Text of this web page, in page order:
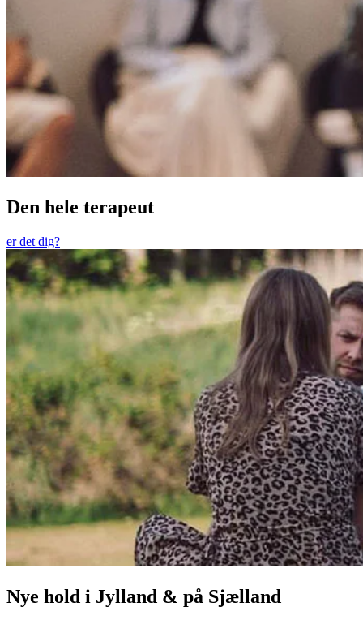
Den hele terapeut
er det dig?
Nye hold i Jylland & på Sjælland